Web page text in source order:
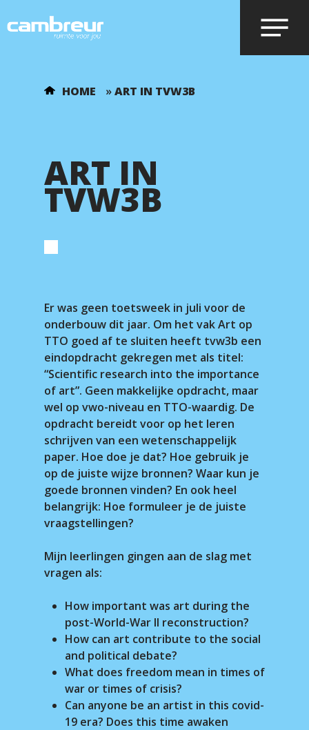
Voer je zoekopdracht in en druk op
HOME »ART IN TVW3B
ART IN
TVW3B
Er was geen toetsweek in juli voor de
onderbouw dit jaar. Om het vak Art op
TTO goed af te sluiten heeft tvw3b een
eindopdracht gekregen met als titel:
“Scientific research into the importance
of art”. Geen makkelijke opdracht, maar
wel op vwo-niveau en TTO-waardig. De
opdracht bereidt voor op het leren
schrijven van een wetenschappelijk
paper. Hoe doe je dat? Hoe gebruik je
op de juiste wijze bronnen? Waar kun je
goede bronnen vinden? En ook heel
belangrijk: Hoe formuleer je de juiste
vraagstellingen?
Mijn leerlingen gingen aan de slag met
vragen als:
How important was art during the
post-World-War II reconstruction?
How can art contribute to the social
and political debate?
What does freedom mean in times of
war or times of crisis?
Can anyone be an artist in this covid-
19 era? Does this time awaken